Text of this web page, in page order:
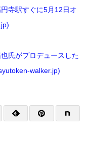
寺駅すぐに5月12日オ
氏がプロデュースした
walker.jp)